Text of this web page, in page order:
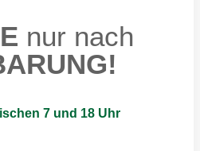
nur nach
7 und 18 Uhr